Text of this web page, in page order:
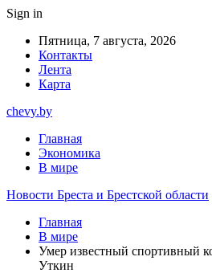
Sign in
Пятница, 7 августа, 2026
Контакты
Лента
Карта
chevy.by
Главная
Экономика
В мире
Новости Бреста и Брестской области
Главная
В мире
Умер известный спортивный
Уткин